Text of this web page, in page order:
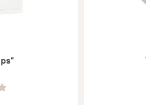
0 Stjärnor av 5